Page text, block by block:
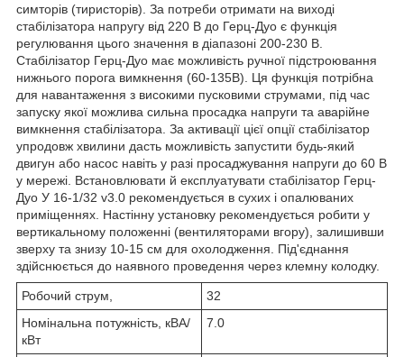
симторів (тиристорів). За потреби отримати на виході
стабілізатора напругу від 220 В до Герц-Дуо є функція
регулювання цього значення в діапазоні 200-230 В.
Стабілізатор Герц-Дуо має можливість ручної підстроювання
нижнього порога вимкнення (60-135В). Ця функція потрібна
для навантаження з високими пусковими струмами, під час
запуску якої можлива сильна просадка напруги та аварійне
вимкнення стабілізатора. За активації цієї опції стабілізатор
упродовж хвилини дасть можливість запустити будь-який
двигун або насос навіть у разі просаджування напруги до 60 В
у мережі. Встановлювати й експлуатувати стабілізатор Герц-
Дуо У 16-1/32 v3.0 рекомендується в сухих і опалюваних
приміщеннях. Настінну установку рекомендується робити у
вертикальному положенні (вентиляторами вгору), залишивши
зверху та знизу 10-15 см для охолодження. Під'єднання
здійснюється до наявного проведення через клемну колодку.
Робочий струм,
32
Номінальна потужність, кВА/
кВт
7.0